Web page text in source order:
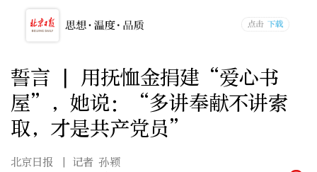
誓言 | 用抚恤金捐建“爱心书
屋”，她说：“多讲奉献不讲索
取，才是共产党员”
北京日报
| 记者 孙颖